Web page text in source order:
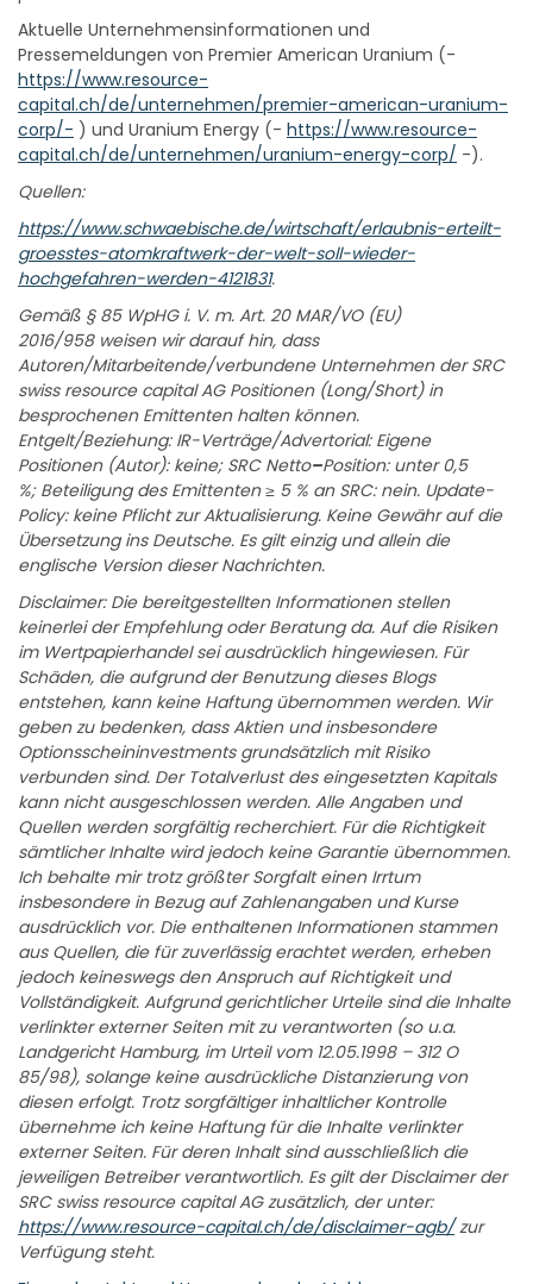
Aktuelle Unternehmensinformationen und
Pressemeldungen von Premier American Uranium (-
https://www.resource-
capital.ch/de/unternehmen/premier-american-uranium-
corp/- ) und Uranium Energy (- https://www.resource-
capital.ch/de/unternehmen/uranium-energy-corp/ -).
Quellen:
https://www.schwaebische.de/wirtschaft/erlaubnis-erteilt-
groesstes-atomkraftwerk-der-welt-soll-wieder-
hochgefahren-werden-4121831.
Gemäß § 85 WpHG i. V. m. Art. 20 MAR/VO (EU)
2016/958 weisen wir darauf hin, dass
Autoren/Mitarbeitende/verbundene Unternehmen der SRC
swiss resource capital AG Positionen (Long/Short) in
besprochenen Emittenten halten können.
Entgelt/Beziehung: IR-Verträge/Advertorial: Eigene
Positionen (Autor): keine; SRC Netto–Position: unter 0,5
%; Beteiligung des Emittenten ≥ 5 % an SRC: nein. Update-
Policy: keine Pflicht zur Aktualisierung. Keine Gewähr auf die
Übersetzung ins Deutsche. Es gilt einzig und allein die
englische Version dieser Nachrichten.
Disclaimer: Die bereitgestellten Informationen stellen
keinerlei der Empfehlung oder Beratung da. Auf die Risiken
im Wertpapierhandel sei ausdrücklich hingewiesen. Für
Schäden, die aufgrund der Benutzung dieses Blogs
entstehen, kann keine Haftung übernommen werden. Wir
geben zu bedenken, dass Aktien und insbesondere
Optionsscheininvestments grundsätzlich mit Risiko
verbunden sind. Der Totalverlust des eingesetzten Kapitals
kann nicht ausgeschlossen werden. Alle Angaben und
Quellen werden sorgfältig recherchiert. Für die Richtigkeit
sämtlicher Inhalte wird jedoch keine Garantie übernommen.
Ich behalte mir trotz größter Sorgfalt einen Irrtum
insbesondere in Bezug auf Zahlenangaben und Kurse
ausdrücklich vor. Die enthaltenen Informationen stammen
aus Quellen, die für zuverlässig erachtet werden, erheben
jedoch keineswegs den Anspruch auf Richtigkeit und
Vollständigkeit. Aufgrund gerichtlicher Urteile sind die Inhalte
verlinkter externer Seiten mit zu verantworten (so u.a.
Landgericht Hamburg, im Urteil vom 12.05.1998 – 312 O
85/98), solange keine ausdrückliche Distanzierung von
diesen erfolgt. Trotz sorgfältiger inhaltlicher Kontrolle
übernehme ich keine Haftung für die Inhalte verlinkter
externer Seiten. Für deren Inhalt sind ausschließlich die
jeweiligen Betreiber verantwortlich. Es gilt der Disclaimer der
SRC swiss resource capital AG zusätzlich, der unter:
https://www.resource-capital.ch/de/disclaimer-agb/zur
Verfügung steht.